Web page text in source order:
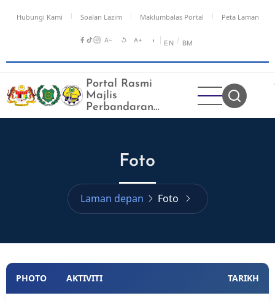
Hubungi Kami Soalan Lazim Maklumbalas Portal Peta Laman
A− ↺ A+ ◑ EN / BM
Portal Rasmi
Majlis
Perbandaran
Kangar
Foto
Laman depan Foto
PHOTO AKTIVITI TARIKH